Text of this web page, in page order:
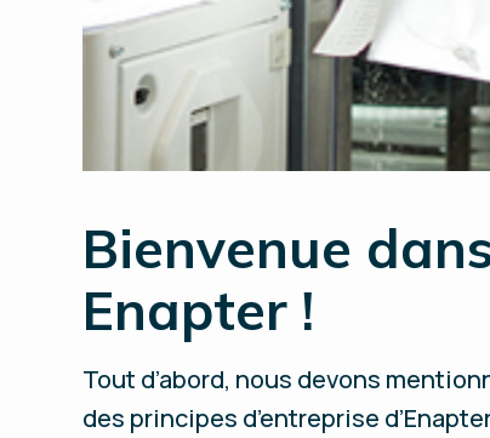
Bienvenue
Enapter !
Tout d’abord, nous devons
des principes d’entreprise